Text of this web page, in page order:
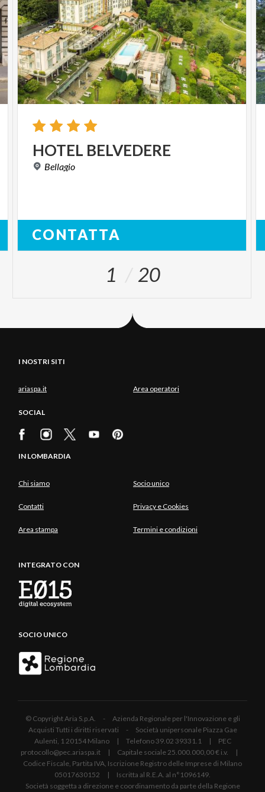
HOTEL BELVEDERE
Bellagio
CONTATTA
1 20
I NOSTRI SITI
ariaspa.it Area operatori
SOCIAL
IN LOMBARDIA
Chi siamo Socio unico
Contatti Privacy e Cookies
Area stampa Termini e condizioni
INTEGRATO CON
SOCIO UNICO
© Copyright Aria S.p.A. - Azienda Regionale per l'Innovazione e gli
Acquisti Tutti i diritti riservati - Società unipersonale Piazza Gae
Aulenti, 1 20154 Milano | Telefono 39.02 39331.1 | PEC
protocollo@pec.ariaspa.it | Capitale sociale 25.000.000,00 € i.v. |
Codice Fiscale, Partita IVA, Iscrizione Registro delle Imprese di Milano
05017630152 | Iscritta al R.E.A. al n°1096149.
Società soggetta a direzione e coordinamento da parte della Regione